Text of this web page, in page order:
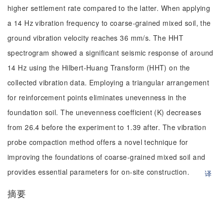
higher settlement rate compared to the latter. When applying
a 14 Hz vibration frequency to coarse-grained mixed soil, the
ground vibration velocity reaches 36 mm/s. The HHT
spectrogram showed a significant seismic response of around
14 Hz using the Hilbert-Huang Transform (HHT) on the
collected vibration data. Employing a triangular arrangement
for reinforcement points eliminates unevenness in the
foundation soil. The unevenness coefficient (K) decreases
from 26.4 before the experiment to 1.39 after. The vibration
probe compaction method offers a novel technique for
improving the foundations of coarse-grained mixed soil and
provides essential parameters for on-site construction.
译
摘要